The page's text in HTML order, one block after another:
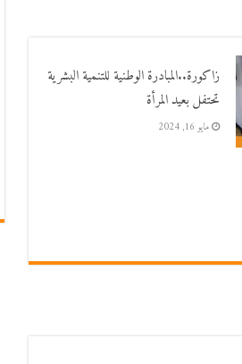
زاكورة..المبادرة الوطنية للتنمية البشرية
تحتفل بعيد المرأة
مايو 16, 2024